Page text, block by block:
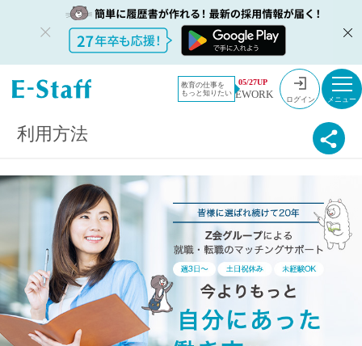
教育の仕事を
もっと知りたい
05/27UP
EWORK ログイン
教員採用情報のイー・スタッフ TOP 利用方法
利用方法